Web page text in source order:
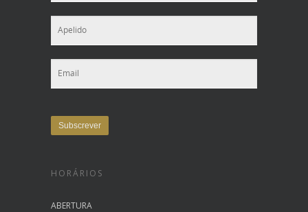
HORÁRIOS
ABERTURA